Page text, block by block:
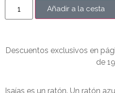
Añadir a la cesta
Descuentos exclusivos en
de
Isaías es un ratón. Un ratón